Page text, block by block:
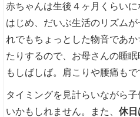
赤ちゃんは生後４ヶ月くらい
はじめ、だいぶ生活のリズム
れでもちょっとした物音であ
たりするので、お母さんの睡
もしばしば。肩こりや腰痛もで
タイミングを見計らいながら
いかもしれません。また、休日